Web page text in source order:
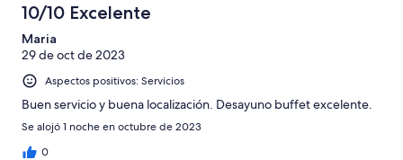
10/10 Excelente
Maria
29 de oct de 2023
Aspectos positivos: Servicios
Buen servicio y buena localización. Desayuno buffet excelente.
Se alojó 1 noche en octubre de 2023
0